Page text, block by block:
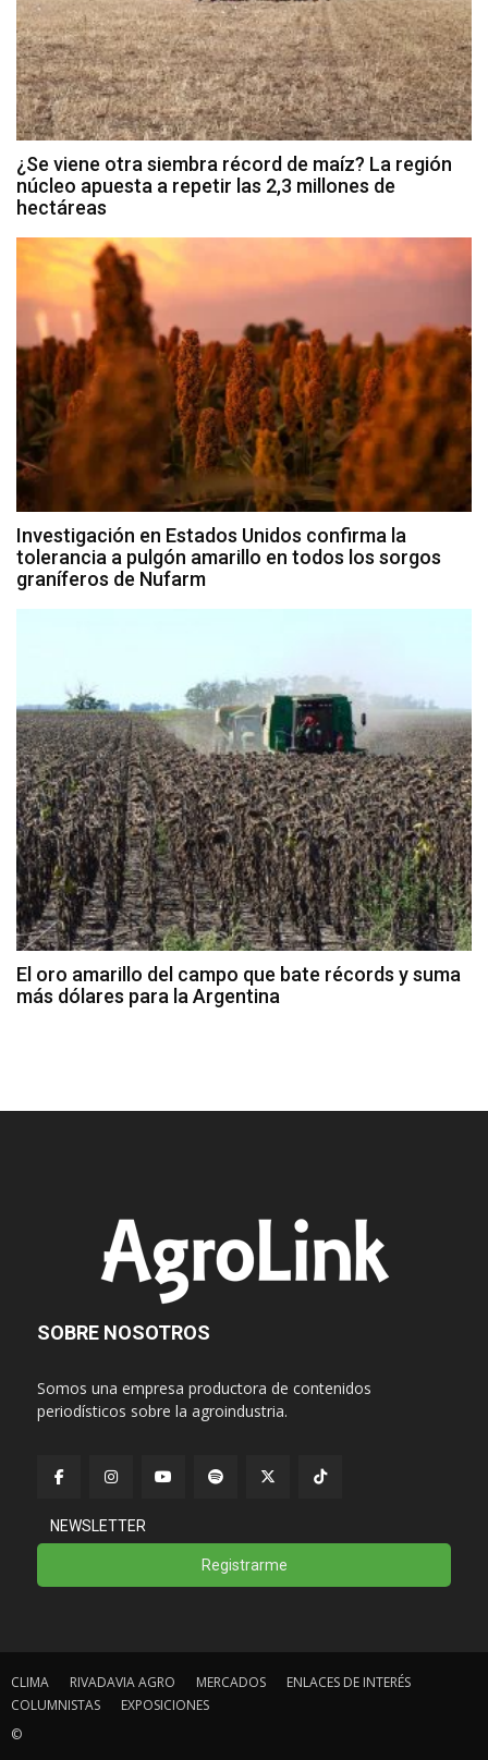
¿Se viene otra siembra récord de maíz? La región
núcleo apuesta a repetir las 2,3 millones de
hectáreas
Investigación en Estados Unidos confirma la
tolerancia a pulgón amarillo en todos los sorgos
graníferos de Nufarm
El oro amarillo del campo que bate récords y suma
más dólares para la Argentina
SOBRE NOSOTROS
Somos una empresa productora de contenidos
periodísticos sobre la agroindustria.
NEWSLETTER
Registrarme
CLIMA RIVADAVIA AGRO MERCADOS
ENLACES DE INTERÉS
COLUMNISTAS
EXPOSICIONES
©